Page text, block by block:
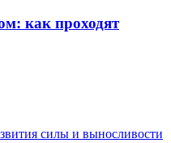
как проходят
силы и выносливости